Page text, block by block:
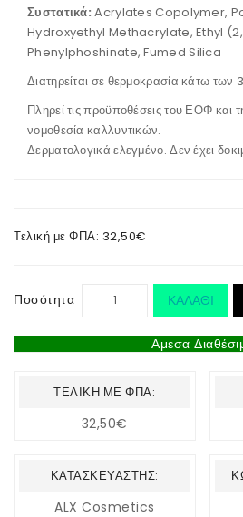
Συστατικά: Acrylates Copolymer,
Hydroxyethyl Methacrylate, Ethyl
Phenylphoshinate, Fumed Silica
Διατηρείται σε θερμοκρασία κάτω των
Πληρεί τις προϋποθέσεις του ΕΟΦ και
νομοθεσία καλλυντικών.
Δερματολογικά ελεγμένο. Δεν έχει
Τελική με ΦΠΑ: 32,50€
Ποσότητα ΚΑΛΆΘΙ
Αμεσα
ΤΕΛΙΚΉ ΜΕ ΦΠΑ:
32,50€
ΚΑΤΑΣΚΕΥΑΣΤΉΣ:
ALX Cosmetics